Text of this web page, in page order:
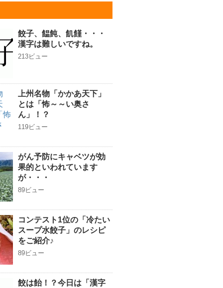
餃子、饂飩、飢饉・・・
漢字は難しいですね。
213ビュー
上州名物「かかあ天下」
とは「怖～～い奥さ
ん」！？
119ビュー
がん予防にキャベツが効
果的といわれています
が・・・
89ビュー
コンテスト1位の「冷たい
スープ水餃子」のレシピ
をご紹介♪
89ビュー
餃は飴！？今日は「漢字